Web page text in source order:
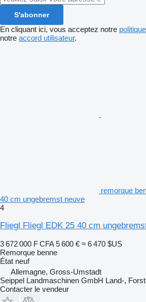
S'abonner
En cliquant ici, vous acceptez notre
notre accord utilisateur.
remorque
40 cm ungebremst neuve
4
Fliegl Fliegl EDK 25 40 cm
3 672 000 F CFA 5 600 € ≈ 6 470 $US
Remorque benne
État neuf
Allemagne, Gross-Umstadt
Seippel Landmaschinen GmbH Land-,
Contacter le vendeur